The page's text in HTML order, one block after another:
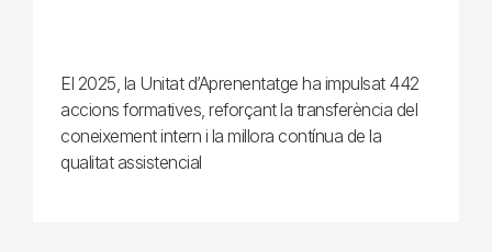
El 2025, la Unitat d’Aprenentatge ha impulsat 442
accions formatives, reforçant la transferència del
coneixement intern i la millora contínua de la
qualitat assistencial